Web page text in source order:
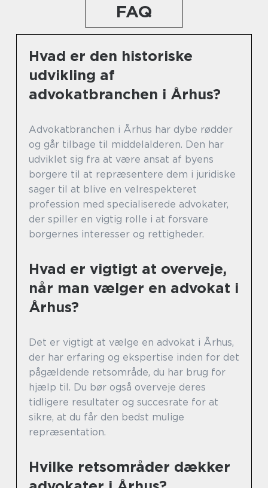
FAQ
Hvad er den historiske
udvikling af
advokatbranchen i Århus?
Advokatbranchen i Århus har dybe rødder
og går tilbage til middelalderen. Den har
udviklet sig fra at være ansat af byens
borgere til at repræsentere dem i juridiske
sager til at blive en velrespekteret
profession med specialiserede advokater,
der spiller en vigtig rolle i at forsvare
borgernes interesser og rettigheder.
Hvad er vigtigt at overveje,
når man vælger en advokat i
Århus?
Det er vigtigt at vælge en advokat i Århus,
der har erfaring og ekspertise inden for det
pågældende retsområde, du har brug for
hjælp til. Du bør også overveje deres
tidligere resultater og succesrate for at
sikre, at du får den bedst mulige
repræsentation.
Hvilke retsområder dækker